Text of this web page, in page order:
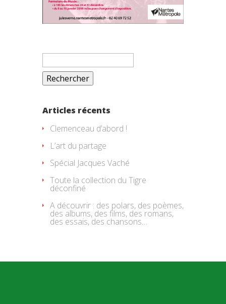
Rechercher :
Articles récents
Clemenceau d’abord !
L’art du partage
Spécial Jacques Vaché
Toute la collection du Tigre
déconfiné
A découvrir : des polars, des poèmes,
des albums, des films, des romans,
des essais, des chansons…